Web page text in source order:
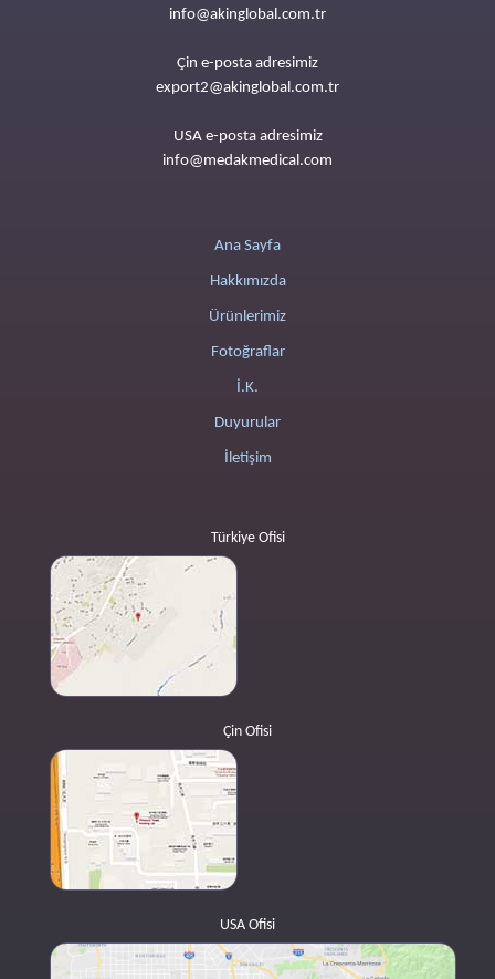
info@akinglobal.com.tr
Çin e-posta adresimiz
export2@akinglobal.com.tr
USA e-posta adresimiz
info@medakmedical.com
Ana Sayfa
Hakkımızda
Ürünlerimiz
Fotoğraflar
İ.K.
Duyurular
İletişim
Türkiye Ofisi
Çin Ofisi
USA Ofisi